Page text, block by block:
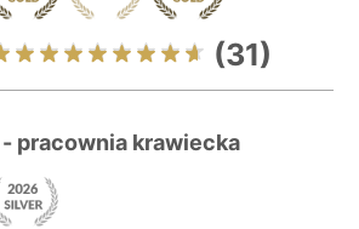
(31)
pracownia krawiecka